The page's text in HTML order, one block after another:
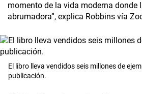
momento de la vida moderna donde
abrumadora”, explica Robbins vía
El libro lleva vendidos seis millones de
publicación.